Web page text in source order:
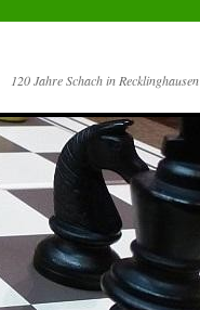
120 Jahre Schach in Recklinghausen